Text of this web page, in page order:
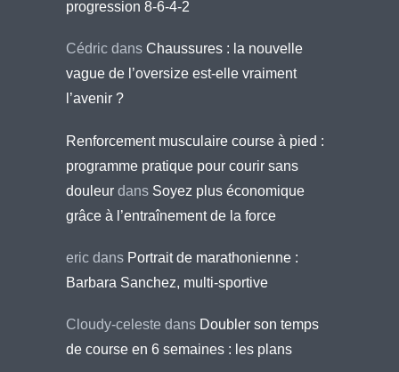
progression 8-6-4-2
Cédric dans Chaussures : la nouvelle
vague de l’oversize est-elle vraiment
l’avenir ?
Renforcement musculaire course à pied :
programme pratique pour courir sans
douleur dans Soyez plus économique
grâce à l’entraînement de la force
eric dans Portrait de marathonienne :
Barbara Sanchez, multi-sportive
Cloudy-celeste dans Doubler son temps
de course en 6 semaines : les plans